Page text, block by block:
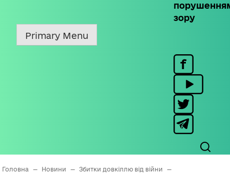
зору
Primary Menu
Головна — Новини — Збитки довкіллю від війни
—